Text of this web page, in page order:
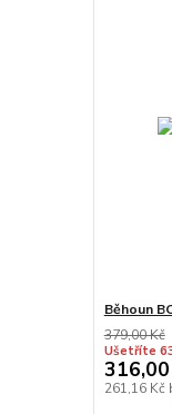
Běhoun
379,00 Kč
Ušetříte
316,00
261,16 Kč